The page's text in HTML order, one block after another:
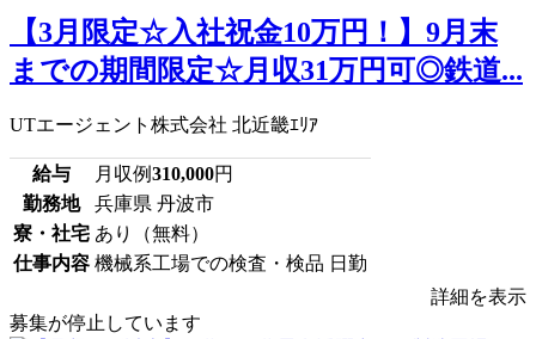
【3月限定☆入社祝金10万円！】9月末
までの期間限定☆月収31万円可◎鉄道...
UTエージェント株式会社 北近畿ｴﾘｱ
給与 月収例310,000円
勤務地
兵庫県 丹波市
寮・社宅 あり（無料）
仕事内容 機械系工場での検査・検品 日勤
詳細を表示
募集が停止しています